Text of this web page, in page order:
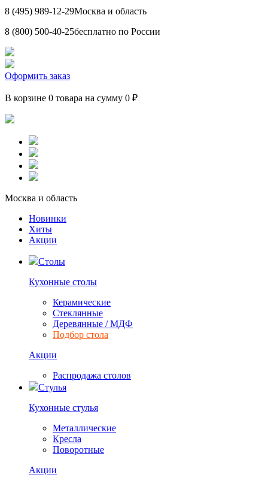
8 (495) 989-12-29Москва и область
8 (800) 500-40-25бесплатно по России
Оформить заказ
В корзине 0 товара на сумму 0 ₽
Москва и область
Новинки
Хиты
Акции
Столы
Кухонные столы
Керамические
Стеклянные
Деревянные / МДФ
Подбор стола
Акции
Распродажа столов
Стулья
Кухонные стулья
Металлические
Кресла
Поворотные
Акции